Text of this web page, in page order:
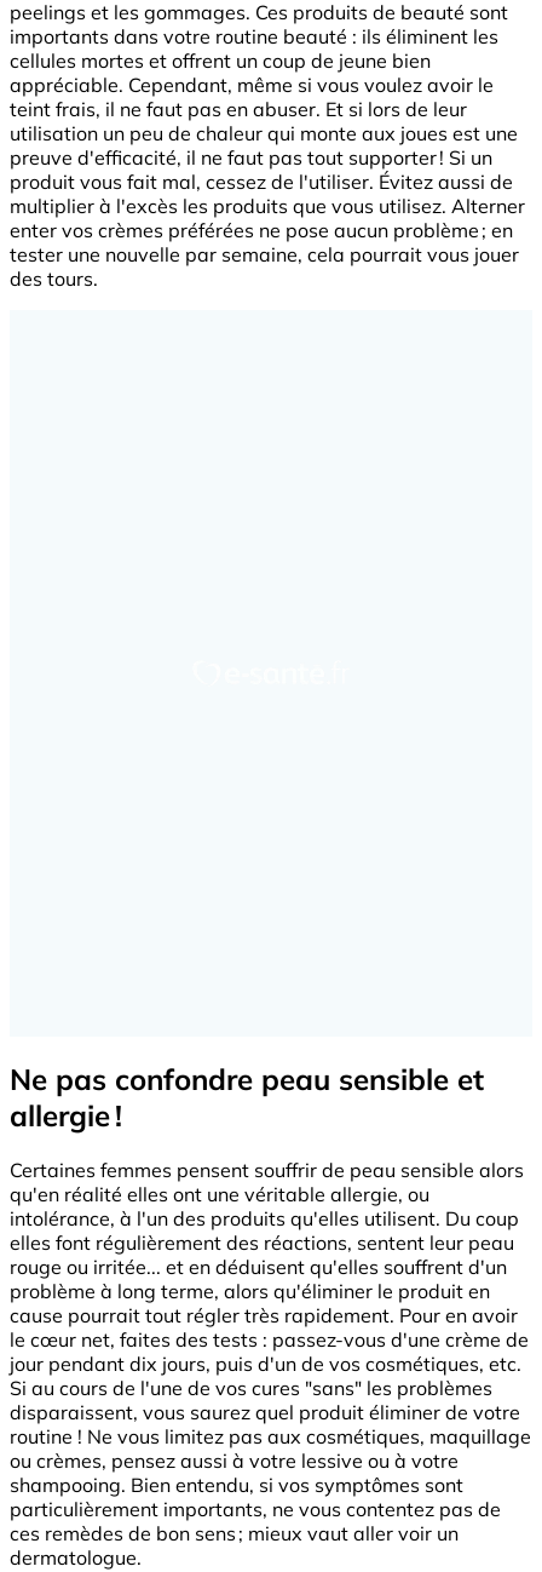
peelings et les gommages. Ces produits de beauté sont
importants dans votre routine beauté : ils éliminent les
cellules mortes et offrent un coup de jeune bien
appréciable. Cependant, même si vous voulez avoir le
teint frais, il ne faut pas en abuser. Et si lors de leur
utilisation un peu de chaleur qui monte aux joues est une
preuve d'efficacité, il ne faut pas tout supporter ! Si un
produit vous fait mal, cessez de l'utiliser. Évitez aussi de
multiplier à l'excès les produits que vous utilisez. Alterner
enter vos crèmes préférées ne pose aucun problème ; en
tester une nouvelle par semaine, cela pourrait vous jouer
des tours.
Ne pas confondre peau sensible et
allergie !
Certaines femmes pensent souffrir de peau sensible alors
qu'en réalité elles ont une véritable allergie, ou
intolérance, à l'un des produits qu'elles utilisent. Du coup
elles font régulièrement des réactions, sentent leur peau
rouge ou irritée... et en déduisent qu'elles souffrent d'un
problème à long terme, alors qu'éliminer le produit en
cause pourrait tout régler très rapidement. Pour en avoir
le cœur net, faites des tests : passez-vous d'une crème de
jour pendant dix jours, puis d'un de vos cosmétiques, etc.
Si au cours de l'une de vos cures "sans" les problèmes
disparaissent, vous saurez quel produit éliminer de votre
routine ! Ne vous limitez pas aux cosmétiques, maquillage
ou crèmes, pensez aussi à votre lessive ou à votre
shampooing. Bien entendu, si vos symptômes sont
particulièrement importants, ne vous contentez pas de
ces remèdes de bon sens ; mieux vaut aller voir un
dermatologue.